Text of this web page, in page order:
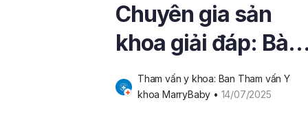
Chuyên gia sản
khoa giải đáp: Bà
bầu uống bia được
không?
Tham vấn y khoa: Ban Tham vấn Y
khoa MarryBaby • 14/07/2025